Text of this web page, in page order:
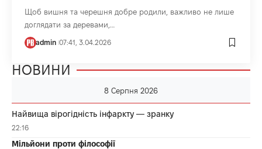
Щоб вишня та черешня добре родили, важливо не лише
доглядати за деревами,…
admin 07:41, 3.04.2026
НОВИНИ
8 Серпня 2026
Найвища вірогідність інфаркту — зранку
22:16
Мільйони проти філософії